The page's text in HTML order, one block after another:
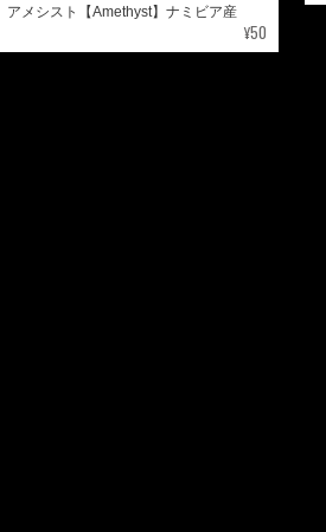
アメシスト【Amethyst】ナミビア産
¥50